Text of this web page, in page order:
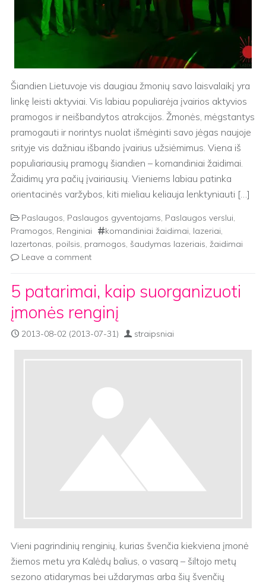
Šiandien Lietuvoje vis daugiau žmonių savo laisvalaikį yra
linkę leisti aktyviai. Vis labiau populiarėja įvairios aktyvios
pramogos ir neišbandytos atrakcijos. Žmonės, mėgstantys
pramogauti ir norintys nuolat išmėginti savo jėgas naujoje
srityje vis dažniau išbando įvairius užsiėmimus. Viena iš
populiariausių pramogų šiandien – komandiniai žaidimai.
Žaidimų yra pačių įvairiausių. Vieniems labiau patinka
orientacinės varžybos, kiti mieliau keliauja lenktyniauti […]
Paslaugos, Paslaugos gyventojams, Paslaugos verslui,
Pramogos, Renginiai komandiniai žaidimai, lazeriai,
lazertonas, poilsis, pramogos, šaudymas lazeriais, žaidimai
Leave a comment
5 patarimai, kaip suorganizuoti
įmonės renginį
2013-08-02 (2013-07-31) straipsniai
Vieni pagrindinių renginių, kurias švenčia kiekviena įmonė
žiemos metu yra Kalėdų balius, o vasarą – šiltojo metų
sezono atidarymas bei uždarymas arba šių švenčių